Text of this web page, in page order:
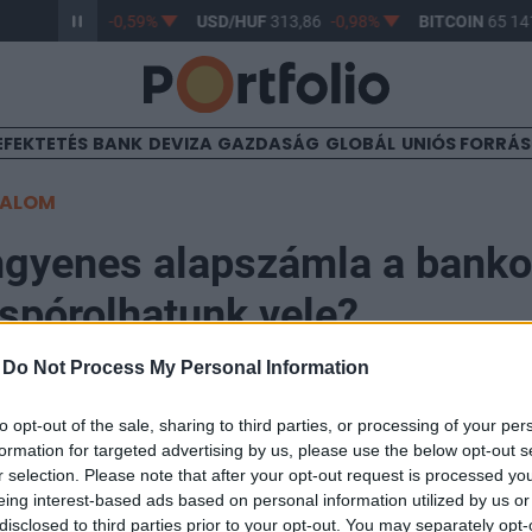
Do Not Process My Personal Information
opt-out of the sale, sharing to third parties, or processing of your
for targeted advertising by us, please use the below opt-out
selection. Please note that after your opt-out request is processed
interest-based ads based on personal information utilized by us
to third parties prior to your opt-out. You may separately
363,26 -0,59% USD/HUF 313,86 -0,98% BITCOIN65
BANK DEVIZA GAZDASÁG GLOBÁL UNIÓS
alapszámla a
vele?
megállapodása alapján az alapszámlának
amíg az infláció nem csökken három egymást